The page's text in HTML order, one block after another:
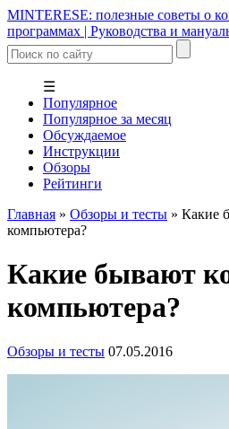
MINTERESE: полезные советы о
программах | Руководства и
☰
Популярное
Популярное за месяц
Обсуждаемое
Инструкции
Обзоры
Рейтинги
Главная » Обзоры и тесты » Какие
компьютера?
Какие бывают
компьютера?
Обзоры и тесты 07.05.2016